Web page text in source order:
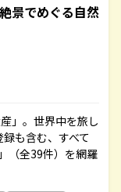
でめぐる自然
」。世界中を旅し
も含む、すべて
（全39件）を網羅